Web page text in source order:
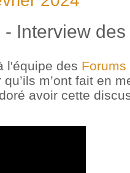
Interview
l'équipe des
m’ont fait en
avoir cette